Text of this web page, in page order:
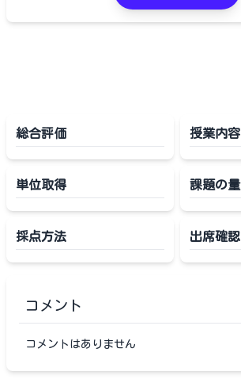
総合評価 授業内容
単位取得 課題の量
採点方法 出席確認
コメント
コメントはありません